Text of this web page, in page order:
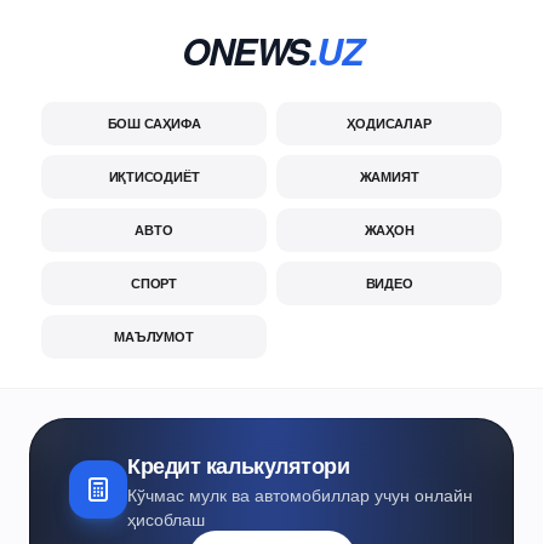
ONEWS.UZ
БОШ САҲИФА ҲОДИСАЛАР
ИҚТИСОДИЁТ ЖАМИЯТ
АВТО ЖАҲОН
СПОРТ ВИДЕО
МАЪЛУМОТ
Кредит калькулятори
Кўчмас мулк ва автомобиллар учун онлайн
ҳисоблаш